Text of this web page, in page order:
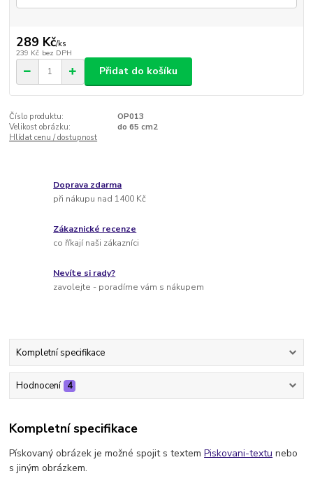
289 Kč/ks
239 Kč bez DPH
Přidat do košíku
Číslo produktu:
OP013
Velikost obrázku:
do 65 cm2
Hlídat cenu / dostupnost
Doprava zdarma
při nákupu nad 1400 Kč
Zákaznické recenze
co říkají naši zákazníci
Nevíte si rady?
zavolejte - poradíme vám s nákupem
Kompletní specifikace
Hodnocení 4
Kompletní specifikace
Pískovaný obrázek je možné spojit s textemPiskovani-textu nebo
s jiným obrázkem.